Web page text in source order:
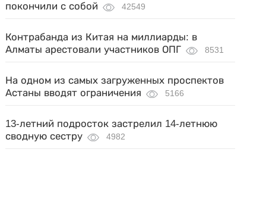
покончили с собой
42549
Контрабанда из Китая на миллиарды: в
Алматы арестовали участников ОПГ
8531
На одном из самых загруженных проспектов
Астаны вводят ограничения
5166
13-летний подросток застрелил 14-летнюю
сводную сестру
4982